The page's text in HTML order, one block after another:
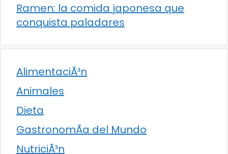
Ramen: la comida japonesa que
conquista paladares
AlimentaciÃ³n
Animales
Dieta
GastronomÃ­a del Mundo
NutriciÃ³n